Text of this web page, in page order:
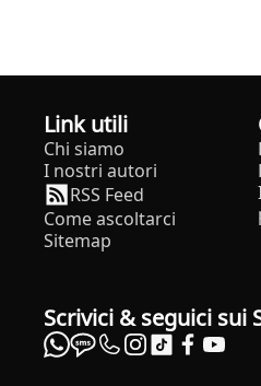
Link utili
Chi siamo
I nostri autori
RSS Feed
Come ascoltarci
Sitemap
Scrivici & seguici sui